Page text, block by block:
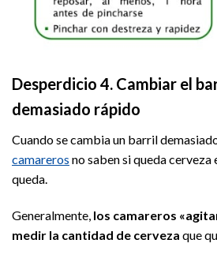
Desperdicio 4. Cambiar el
demasiado rápido
Cuando se cambia un barril
camareros no saben si queda cerveza
queda.
Generalmente, los camareros
medir la cantidad de cerveza que